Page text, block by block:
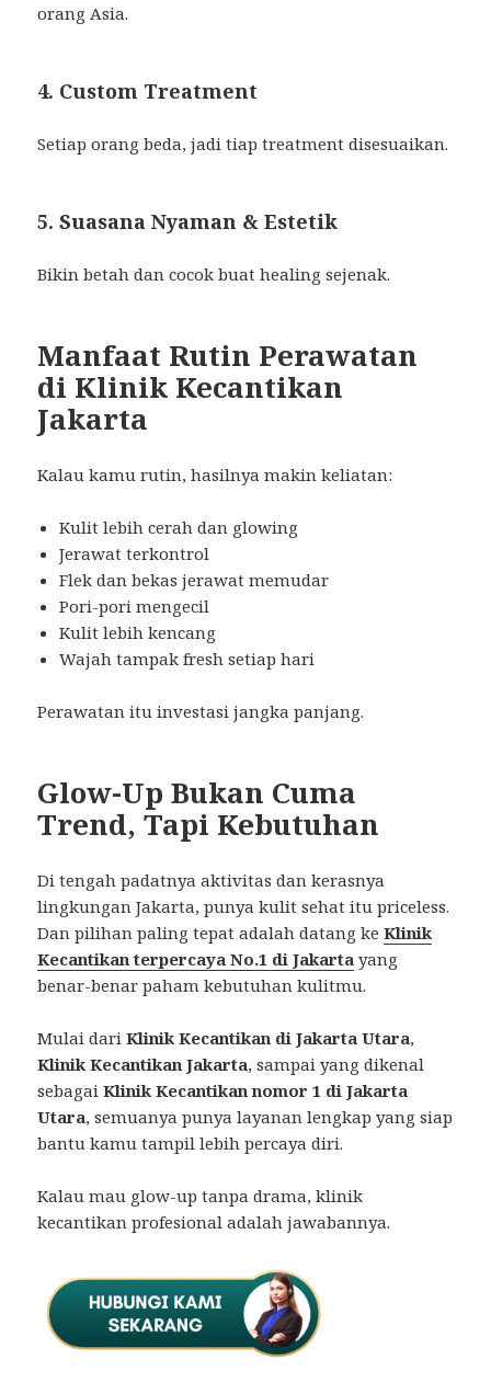
orang Asia.
4. Custom Treatment
Setiap orang beda, jadi tiap treatment disesuaikan.
5. Suasana Nyaman & Estetik
Bikin betah dan cocok buat healing sejenak.
Manfaat Rutin Perawatan
di Klinik Kecantikan
Jakarta
Kalau kamu rutin, hasilnya makin keliatan:
Kulit lebih cerah dan glowing
Jerawat terkontrol
Flek dan bekas jerawat memudar
Pori-pori mengecil
Kulit lebih kencang
Wajah tampak fresh setiap hari
Perawatan itu investasi jangka panjang.
Glow-Up Bukan Cuma
Trend, Tapi Kebutuhan
Di tengah padatnya aktivitas dan kerasnya
lingkungan Jakarta, punya kulit sehat itu priceless.
Dan pilihan paling tepat adalah datang keKlinik
Kecantikan terpercaya No.1 di Jakarta yang
benar-benar paham kebutuhan kulitmu.
Mulai dariKlinik Kecantikan di Jakarta Utara,
Klinik Kecantikan Jakarta, sampai yang dikenal
sebagaiKlinik Kecantikan nomor 1 di Jakarta
Utara, semuanya punya layanan lengkap yang siap
bantu kamu tampil lebih percaya diri.
Kalau mau glow-up tanpa drama, klinik
kecantikan profesional adalah jawabannya.